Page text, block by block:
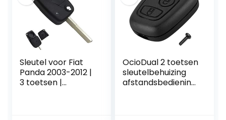
Sleutel voor Fiat
Panda 2003-2012 |
3 toetsen |
OcioDual 2 toetsen
sleutelbehuizing
afstandsbediening